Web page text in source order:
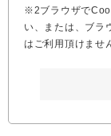
※2ブラウザで
い、または、ブラ
はご利用頂けませ